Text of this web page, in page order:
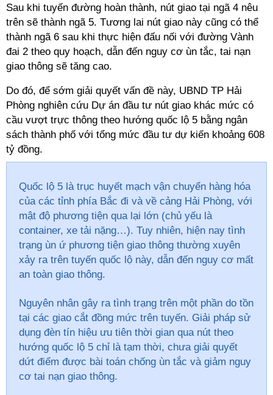
Sau khi tuyến đường hoàn thành, nút giao tại ngã 4 nêu
trên sẽ thành ngã 5. Tương lai nút giao này cũng có thể
thành ngã 6 sau khi thực hiện đấu nối với đường Vành
đai 2 theo quy hoạch, dẫn đến nguy cơ ùn tắc, tai nạn
giao thông sẽ tăng cao.
Do đó, để sớm giải quyết vấn đề này, UBND TP Hải
Phòng nghiên cứu Dự án đầu tư nút giao khác mức có
cầu vượt trực thông theo hướng quốc lộ 5 bằng ngân
sách thành phố với tổng mức đầu tư dự kiến khoảng 608
tỷ đồng.
Quốc lộ 5 là trục huyết mạch vận chuyển hàng hóa
của các tỉnh phía Bắc đi và về cảng Hải Phòng, với
mật độ phương tiện qua lại lớn (chủ yếu là
container, xe tải nặng…). Tuy nhiên, hiện nay tình
trạng ùn ứ phương tiện giao thông thường xuyên
xảy ra trên tuyến quốc lộ này, dẫn đến nguy cơ mất
an toàn giao thông.
Nguyên nhân gây ra tình trạng trên một phần do tồn
tại các giao cắt đồng mức trên tuyến. Giải pháp sử
dụng đèn tín hiệu ưu tiên thời gian qua nút theo
hướng quốc lộ 5 chỉ là tạm thời, chưa giải quyết
dứt điểm được bài toán chống ùn tắc và giảm nguy
cơ tai nạn giao thông.